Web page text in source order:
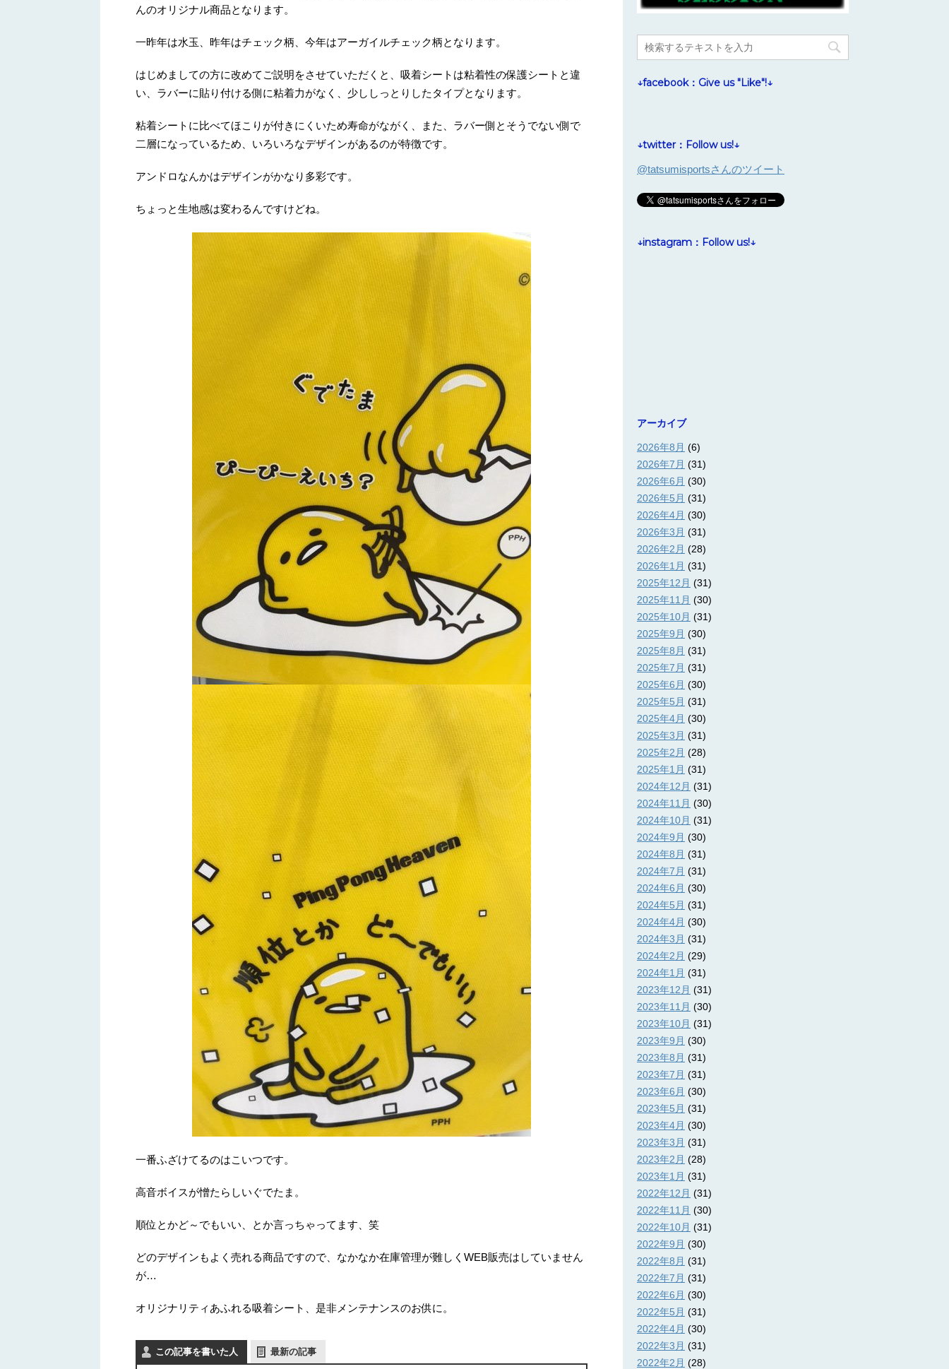
んのオリジナル商品となります。
一昨年は水玉、昨年はチェック柄、今年はアーガイルチェック柄となります。
はじめましての方に改めてご説明をさせていただくと、吸着シートは粘着性の保護シートと違
い、ラバーに貼り付ける側に粘着力がなく、少ししっとりしたタイプとなります。
粘着シートに比べてほこりが付きにくいため寿命がながく、また、ラバー側とそうでない側で
二層になっているため、いろいろなデザインがあるのが特徴です。
アンドロなんかはデザインがかなり多彩です。
ちょっと生地感は変わるんですけどね。
一番ふざけてるのはこいつです。
高音ボイスが憎たらしいぐでたま。
順位とかど～でもいい、とか言っちゃってます、笑
どのデザインもよく売れる商品ですので、なかなか在庫管理が難しくWEB販売はしていません
が…
オリジナリティあふれる吸着シート、是非メンテナンスのお供に。
この記事を書いた人 最新の記事
↓facebook：Give us "Like"!↓
↓twitter：Follow us!↓
@tatsumisportsさんのツイート
↓instagram：Follow us!↓
アーカイブ
2026年8月 (6)
2026年7月 (31)
2026年6月 (30)
2026年5月 (31)
2026年4月 (30)
2026年3月 (31)
2026年2月 (28)
2026年1月 (31)
2025年12月 (31)
2025年11月 (30)
2025年10月 (31)
2025年9月 (30)
2025年8月 (31)
2025年7月 (31)
2025年6月 (30)
2025年5月 (31)
2025年4月 (30)
2025年3月 (31)
2025年2月 (28)
2025年1月 (31)
2024年12月 (31)
2024年11月 (30)
2024年10月 (31)
2024年9月 (30)
2024年8月 (31)
2024年7月 (31)
2024年6月 (30)
2024年5月 (31)
2024年4月 (30)
2024年3月 (31)
2024年2月 (29)
2024年1月 (31)
2023年12月 (31)
2023年11月 (30)
2023年10月 (31)
2023年9月 (30)
2023年8月 (31)
2023年7月 (31)
2023年6月 (30)
2023年5月 (31)
2023年4月 (30)
2023年3月 (31)
2023年2月 (28)
2023年1月 (31)
2022年12月 (31)
2022年11月 (30)
2022年10月 (31)
2022年9月 (30)
2022年8月 (31)
2022年7月 (31)
2022年6月 (30)
2022年5月 (31)
2022年4月 (30)
2022年3月 (31)
2022年2月 (28)